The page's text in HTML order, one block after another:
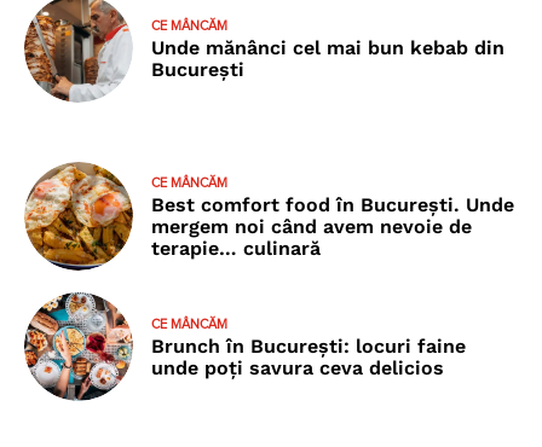
CE MÂNCĂM
Unde mănânci cel mai bun kebab din
București
CE MÂNCĂM
Best comfort food în București. Unde
mergem noi când avem nevoie de
terapie… culinară
CE MÂNCĂM
Brunch în București: locuri faine
unde poţi savura ceva delicios